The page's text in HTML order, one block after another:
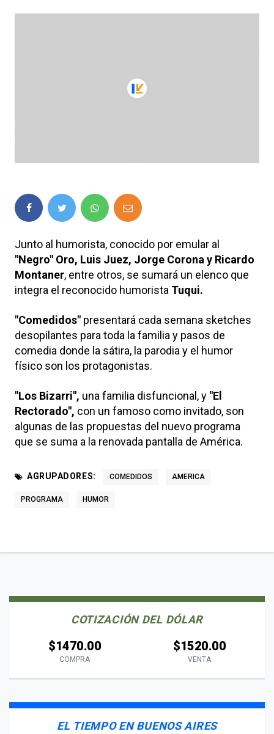
Junto al humorista, conocido por emular al
"Negro" Oro, Luis Juez, Jorge Corona y Ricardo
Montaner, entre otros, se sumará un elenco que
integra el reconocido humorista Tuqui.
"Comedidos" presentará cada semana sketches
desopilantes para toda la familia y pasos de
comedia donde la sátira, la parodia y el humor
físico son los protagonistas.
"Los Bizarri", una familia disfuncional, y "El
Rectorado", con un famoso como invitado, son
algunas de las propuestas del nuevo programa
que se suma a la renovada pantalla de América.
AGRUPADORES: COMEDIDOS AMERICA
PROGRAMA HUMOR
COTIZACIÓN DEL DÓLAR
$1470.00
COMPRA
$1520.00
VENTA
EL TIEMPO EN BUENOS AIRES